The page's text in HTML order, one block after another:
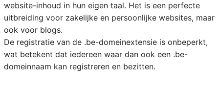
website-inhoud in hun eigen taal. Het is een perfecte
uitbreiding voor zakelijke en persoonlijke websites, maar
ook voor blogs.
De registratie van de .be-domeinextensie is onbeperkt,
wat betekent dat iedereen waar dan ook een .be-
domeinnaam kan registreren en bezitten.